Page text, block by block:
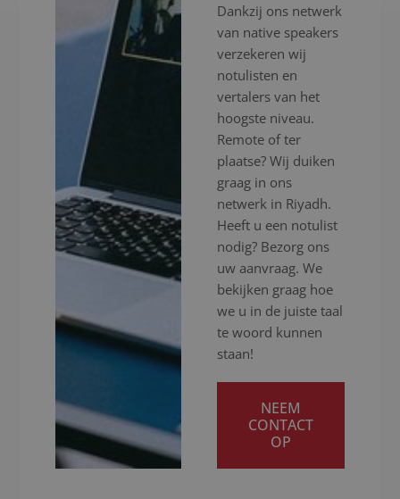
Dankzij ons netwerk
van native speakers
verzekeren wij
notulisten en
vertalers van het
hoogste niveau.
Remote of ter
plaatse? Wij duiken
graag in ons
netwerk in Riyadh.
Heeft u een notulist
nodig? Bezorg ons
uw aanvraag. We
bekijken graag hoe
we u in de juiste taal
te woord kunnen
staan!
NEEM
CONTACT
OP